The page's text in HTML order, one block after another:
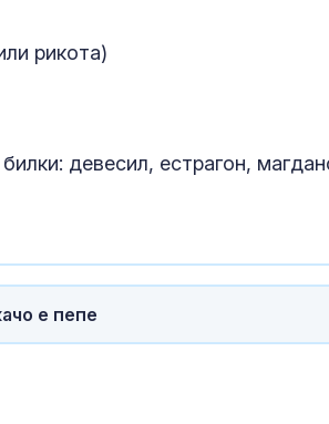
рикота)
девесил, естрагон,
е пепе